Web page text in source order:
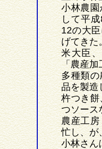
小林農
して平
12の大
げてきた
米大臣
「農産加
多種類
品を製造
杵つき
つソース
農産工
忙し、が
小林さん